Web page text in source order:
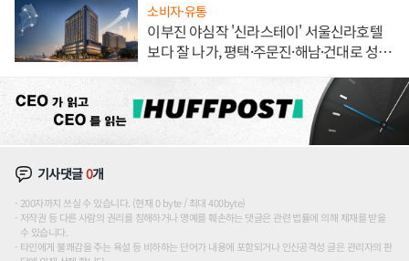
소비자·유통
이부진 야심작 '신라스테이' 서울신라호텔
보다 잘 나가, 평택·주문진·해남·건대로 성
기사댓글0개
200자까지 쓰실 수 있습니다. (현재 0 byte / 최대 400byte)
저작권 등 다른 사람의 권리를 침해하거나 명예를 훼손하는 댓글은 관련 법률에 의해 제재를 받을
수 있습니다.
타인에게 불쾌감을 주는 욕설 등 비하하는 단어가 내용에 포함되거나 인신공격성 글은 관리자의 판